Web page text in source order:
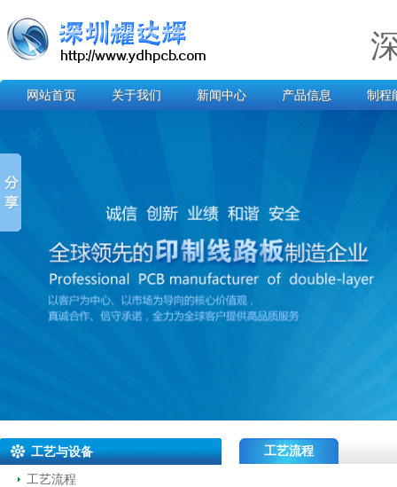
网站首页 关于我们 新闻中心 产品信息 制程
工艺与设备
工艺流程
工艺流程